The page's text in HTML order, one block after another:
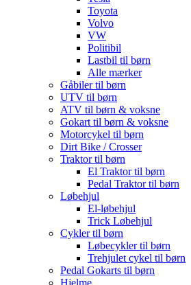
Toyota
Volvo
VW
Politibil
Lastbil til børn
Alle mærker
Gåbiler til børn
UTV til børn
ATV til børn & voksne
Gokart til børn & voksne
Motorcykel til børn
Dirt Bike / Crosser
Traktor til børn
El Traktor til børn
Pedal Traktor til børn
Løbehjul
El-løbehjul
Trick Løbehjul
Cykler til børn
Løbecykler til børn
Trehjulet cykel til børn
Pedal Gokarts til børn
Hjelme